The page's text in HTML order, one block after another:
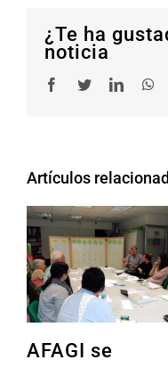
¿Te ha
noticia
Facebook
Twitter
Artículos
AFAGI se